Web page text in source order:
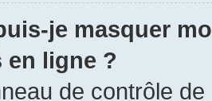
je masquer
ligne ?
de contrôle